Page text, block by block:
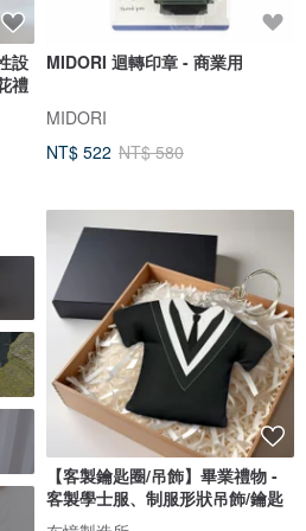
設
禮
MIDORI 迴轉印章 - 商業用
MIDORI
NT$ 522 NT$ 580
【客製鑰匙圈/吊飾】畢業禮物 -
客製學士服、制服形狀吊飾/鑰匙